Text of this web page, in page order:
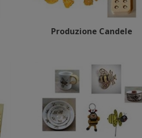
Produzione Candele